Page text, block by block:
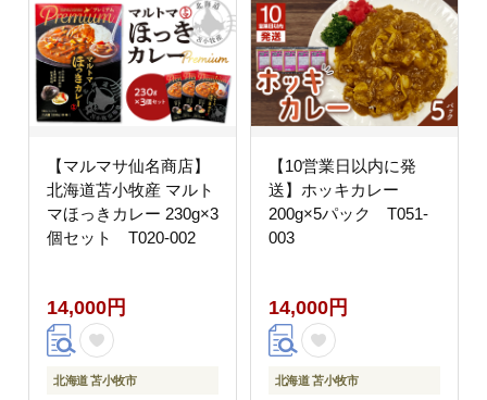
【マルマサ仙名商店】
北海道苫小牧産 マルト
マほっきカレー 230g×3
個セット T020-002
14,000円
北海道 苫小牧市
【10営業日以内に発
送】ホッキカレー
200g×5パック T051-
003
14,000円
北海道 苫小牧市